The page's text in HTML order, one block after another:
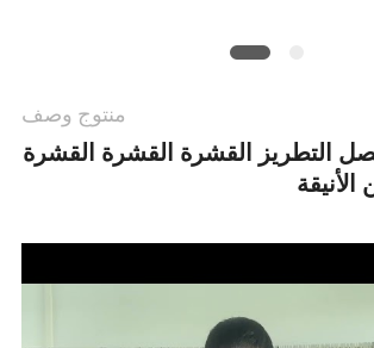
منتوج وصف
التطريز القشرة القشرة القشرة